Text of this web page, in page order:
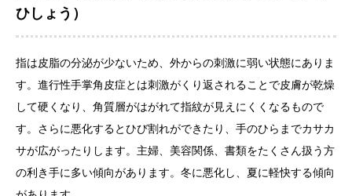
ひしょう）
指は皮脂の分泌が少ないため、外からの刺激に弱い状態にありま
す。進行性手掌角皮症とは刺激がくり返されることで皮膚が乾燥
して硬くなり、角質層がはがれて指紋が見えにくくなるもので
す。さらに悪化するとひび割れができたり、手のひらまでカサカ
サが広がったりします。主婦、美容関係、書類をたくさん扱う方
の利き手に多い傾向があります。冬に悪化し、夏に軽快する傾向